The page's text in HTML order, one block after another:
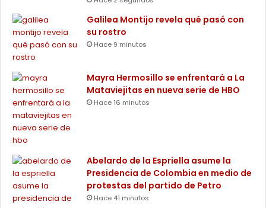
Galilea Montijo revela qué pasó con
su rostro
Hace 9 minutos
Mayra Hermosillo se enfrentará a La
Mataviejitas en nueva serie de HBO
Hace 16 minutos
Abelardo de la Espriella asume la
Presidencia de Colombia en medio de
protestas del partido de Petro
Hace 41 minutos